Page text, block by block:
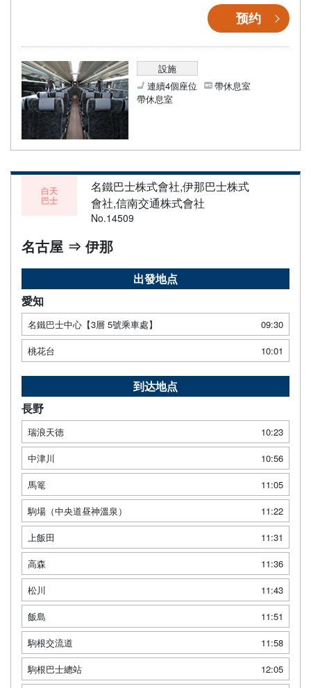
预约
設施
連續4個座位
帶休息室
帶休息室
白天
巴士
名鐵巴士株式會社,伊那巴士株式
會社,信南交通株式會社
No.14509
名古屋 ⇒ 伊那
出發地点
愛知
名鐵巴士中心【3層 5號乘車處】
09:30
桃花台
10:01
到达地点
長野
瑞浪天徳
10:23
中津川
10:56
馬篭
11:05
駒場（中央道昼神溫泉）
11:22
上飯田
11:31
高森
11:36
松川
11:43
飯島
11:51
駒根交流道
11:58
駒根巴士總站
12:05